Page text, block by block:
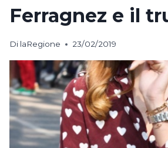
Ferragnez e il
Di laRegione 23/02/2019